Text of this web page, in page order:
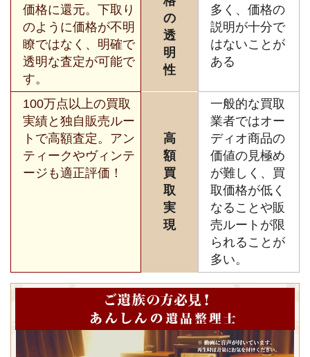
価格に還元。下取り
のように価格が不明
瞭ではなく、明確で
透明な査定が可能で
す。
の
透
明
性
多く、価格の
説明が十分で
はないことが
ある
100万点以上の買取
実績と独自販売ルー
トで高額査定。アン
ティークやヴィンテ
ージも適正評価！
高
額
買
取
実
現
一般的な買取
業者ではオー
ディオ商品の
価値の見極め
が難しく、買
取価格が低く
なることや販
売ルートが限
られることが
多い。